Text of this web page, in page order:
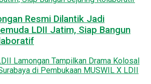
Resmi Dilantik Jadi
LDII Jatim, Siap Bangun